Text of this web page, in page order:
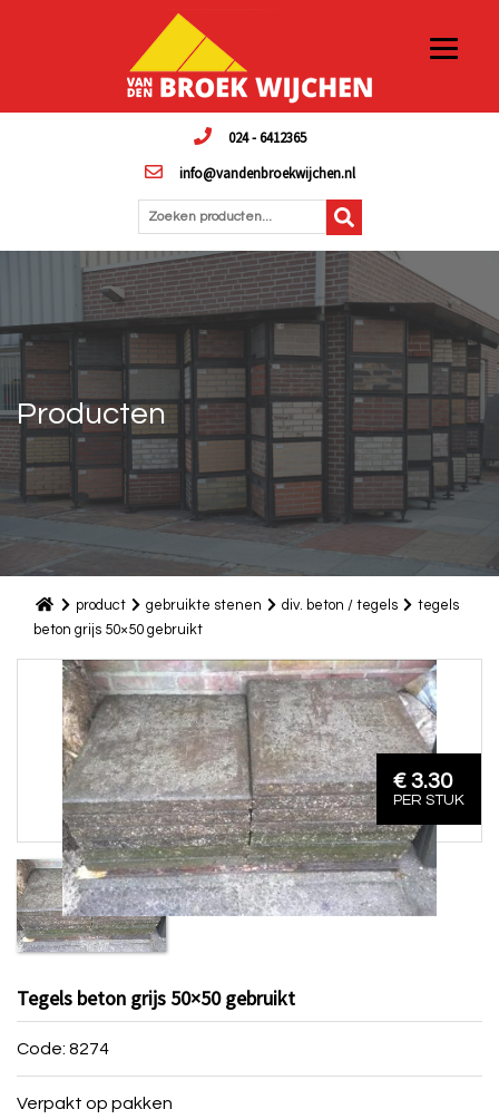
024 - 6412365
info@vandenbroekwijchen.nl
Zoeken producten...
Producten
product gebruikte stenen div. beton / tegels
tegels
beton grijs 50×50 gebruikt
€ 3.30
PER STUK
Tegels beton grijs 50×50 gebruikt
Code: 8274
Verpakt op pakken